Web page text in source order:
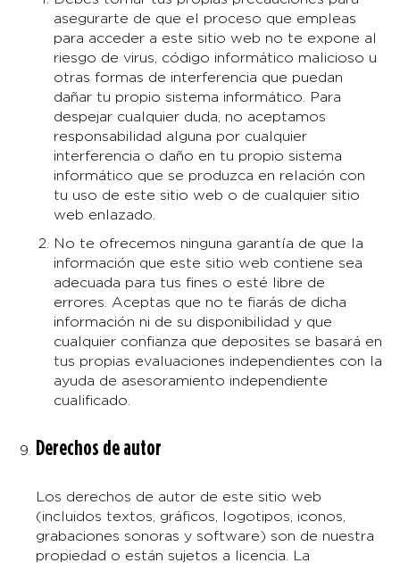
asegurarte de que el proceso que empleas
para acceder a este sitio web no te expone al
riesgo de virus, código informático malicioso u
otras formas de interferencia que puedan
dañar tu propio sistema informático. Para
despejar cualquier duda, no aceptamos
responsabilidad alguna por cualquier
interferencia o daño en tu propio sistema
informático que se produzca en relación con
tu uso de este sitio web o de cualquier sitio
web enlazado.
No te ofrecemos ninguna garantía de que la
información que este sitio web contiene sea
adecuada para tus fines o esté libre de
errores. Aceptas que no te fiarás de dicha
información ni de su disponibilidad y que
cualquier confianza que deposites se basará en
tus propias evaluaciones independientes con la
ayuda de asesoramiento independiente
cualificado.
Derechos de autor
Los derechos de autor de este sitio web
(incluidos textos, gráficos, logotipos, iconos,
grabaciones sonoras y software) son de nuestra
propiedad o están sujetos a licencia. La